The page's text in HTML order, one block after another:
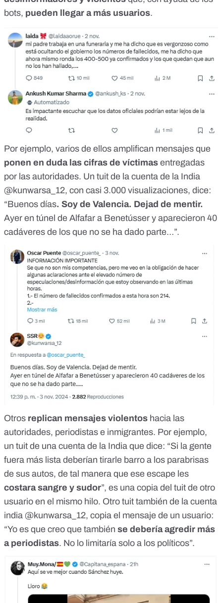
bots, pueden llegar a más usuarios.
Por ejemplo, varios de ellos amplifican mensajes que
ponen en duda las cifras de víctimas entregadas
por las autoridades. Un tuit de la cuenta de la India
@kunwarsa_12, con casi 3.000 visualizaciones, dice:
“Buenos días. Soy de Valencia. Dejad de mentir.
Ayer en túnel de Alfafar a Benetússer y aparecieron 40
cadáveres de los que no se ha dado parte…”.
Otros replican mensajes violentos hacia las
autoridades, periodistas e inmigrantes. Por ejemplo,
un tuit de una cuenta de la India que dice: “Si la gente
fuera más lista deberían tirarle barro a los parabrisas
de sus autos, de tal manera que ese escape les
costara sangre y sudor”, es una copia del tuit de otro
usuario en el mismo hilo. Otro tuit también de la cuenta
india @kunwarsa_12, copia el mensaje de un usuario:
“Yo es que creo que también se debería agredir más
a periodistas. No lo limitaría solo a los políticos”.